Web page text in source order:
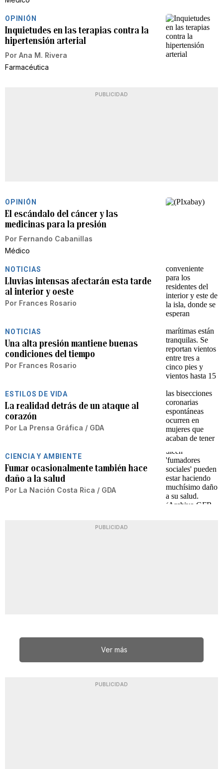
OPINIÓN
Inquietudes en las terapias contra la
hipertensión arterial
Por Ana M. Rivera
Farmacéutica
PUBLICIDAD
OPINIÓN
El escándalo del cáncer y las
medicinas para la presión
Por Fernando Cabanillas
Médico
NOTICIAS
Lluvias intensas afectarán esta tarde
al interior y oeste
Por Frances Rosario
NOTICIAS
Una alta presión mantiene buenas
condiciones del tiempo
Por Frances Rosario
ESTILOS DE VIDA
La realidad detrás de un ataque al
corazón
Por La Prensa Gráfica / GDA
CIENCIA Y AMBIENTE
Fumar ocasionalmente también hace
daño a la salud
Por La Nación Costa Rica / GDA
PUBLICIDAD
Ver más
PUBLICIDAD